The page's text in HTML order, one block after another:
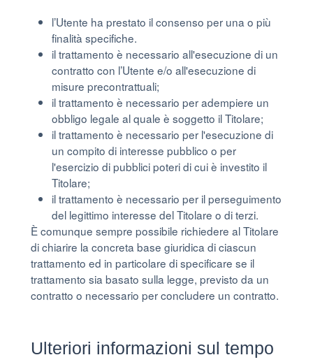
l’Utente ha prestato il consenso per una o più
finalità specifiche.
il trattamento è necessario all'esecuzione di un
contratto con l’Utente e/o all'esecuzione di
misure precontrattuali;
il trattamento è necessario per adempiere un
obbligo legale al quale è soggetto il Titolare;
il trattamento è necessario per l'esecuzione di
un compito di interesse pubblico o per
l'esercizio di pubblici poteri di cui è investito il
Titolare;
il trattamento è necessario per il perseguimento
del legittimo interesse del Titolare o di terzi.
È comunque sempre possibile richiedere al Titolare
di chiarire la concreta base giuridica di ciascun
trattamento ed in particolare di specificare se il
trattamento sia basato sulla legge, previsto da un
contratto o necessario per concludere un contratto.
Ulteriori informazioni sul tempo